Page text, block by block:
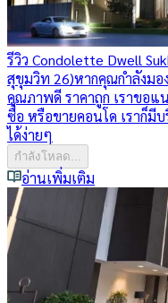
รีวิว Condolette Dwell
สุขุมวิท 26)หากคุณกำลังมอ
คุณภาพดี ราคาถูก เราขอแ
ซื้อ หรือขายคอนโด เราก็มี
ได้ง่ายๆ
กำลังโหลด...
อ่านเพิ่มเติม